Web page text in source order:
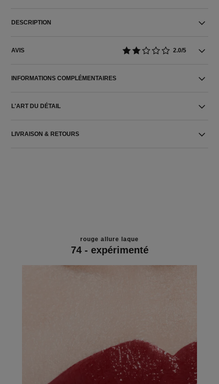
DESCRIPTION
AVIS 2.0/5
INFORMATIONS COMPLÉMENTAIRES
L'ART DU DÉTAIL
LIVRAISON & RETOURS
rouge allure laque
74 - expérimenté